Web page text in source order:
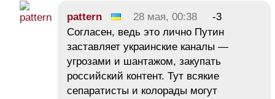
pattern 28 мая, 00:38
-3
Согласен, ведь это лично Путин
заставляет украинские каналы —
угрозами и шантажом, закупать
российский контент. Тут всякие
сепаратисты и колорады могут